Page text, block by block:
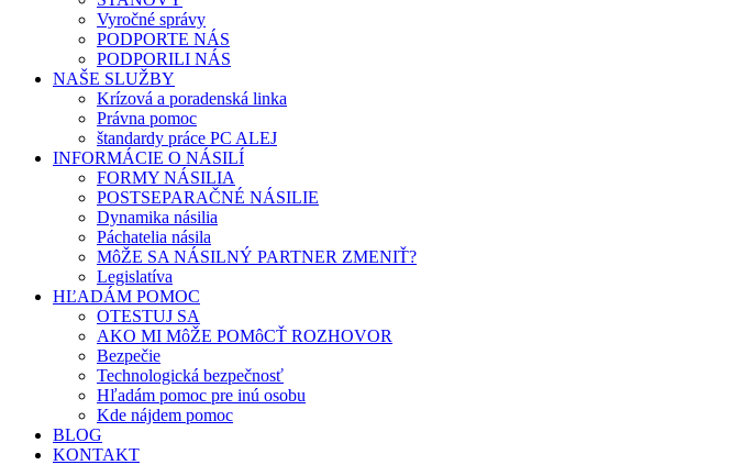
Vyročné správy
PODPORTE NÁS
PODPORILI NÁS
NAŠE SLUŽBY
Krízová a poradenská linka
Právna pomoc
štandardy práce PC ALEJ
INFORMÁCIE O NÁSILÍ
FORMY NÁSILIA
POSTSEPARAČNÉ NÁSILIE
Dynamika násilia
Páchatelia násila
MôŽE SA NÁSILNÝ PARTNER ZMENIŤ?
Legislatíva
HĽADÁM POMOC
OTESTUJ SA
AKO MI MôŽE POMôCŤ ROZHOVOR
Bezpečie
Technologická bezpečnosť
Hľadám pomoc pre inú osobu
Kde nájdem pomoc
BLOG
KONTAKT